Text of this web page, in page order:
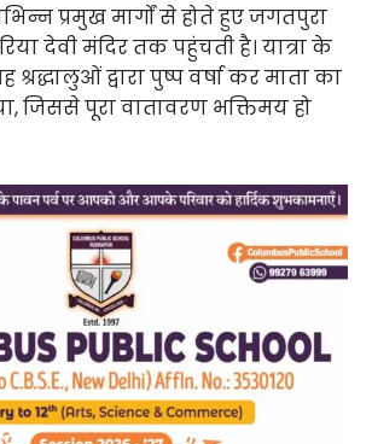
प्रमुख मार्गों से होते हुए जगतपुरा
देवी मंदिर तक पहुंचती है। यात्रा के
द्वारा पुष्प वर्षा कर माता का
जिससे पूरा वातावरण भक्तिमय हो